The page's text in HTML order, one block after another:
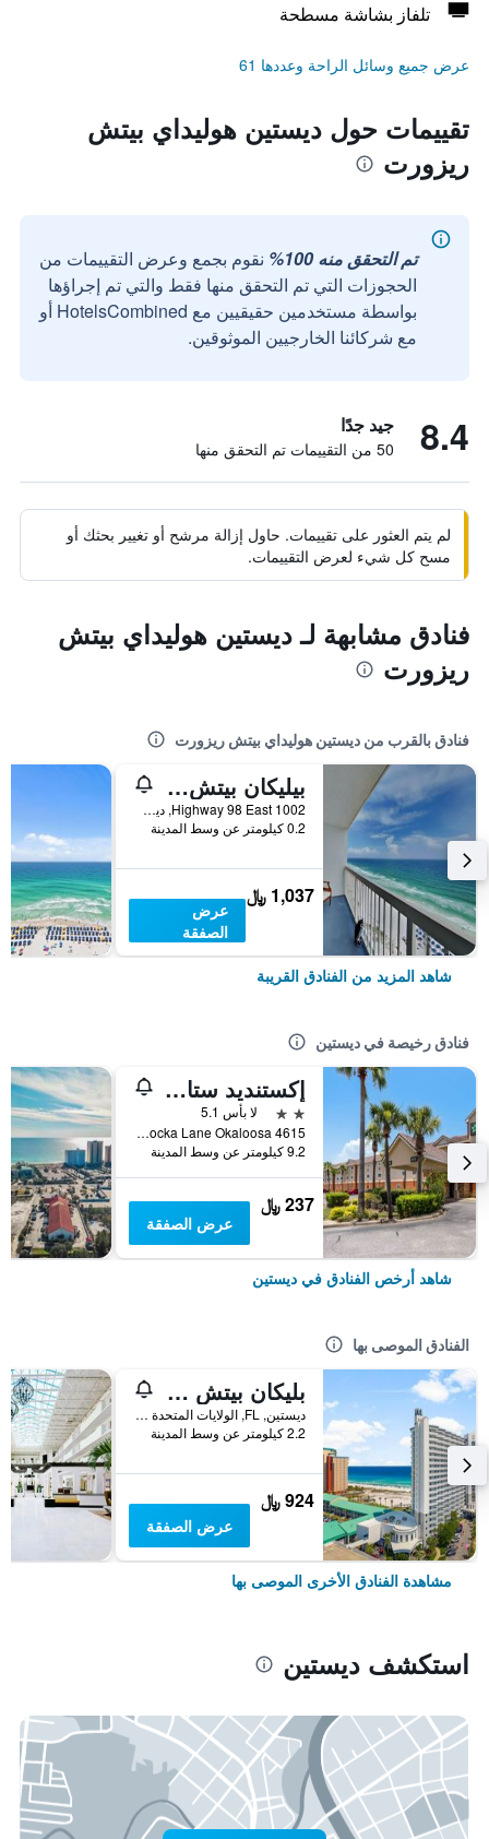
تلفاز بشاشة مسطحة
عرض جميع وسائل الراحة وعددها 61
تقييمات حول ديستين هوليداي بيتش
ريزورت
تم التحقق منه 100%
نقوم بجمع وعرض التقييمات من
الحجوزات التي تم التحقق منها فقط والتي تم إجراؤها
بواسطة مستخدمين حقيقيين مع HotelsCombined أو
مع شركائنا الخارجيين الموثوقين.
8.4 جيد جدًا
50 من التقييمات تم التحقق منها
لم يتم العثور على تقييمات. حاول إزالة مرشح أو تغيير بحثك أو
مسح كل شيء لعرض التقييمات.
فنادق مشابهة لـ ديستين هوليداي بيتش
ريزورت
فنادق بالقرب من ديستين هوليداي بيتش ريزورت
بيليكان بيتش باي ساذرن فاكيشن رينتالز
1002 Highway 98 East, ديستين, FL, الولايات المتحدة الأميريكية
0.2 كيلومتر عن وسط المدينة
1,037 ﷼
عرض
الصفقة
شاهد المزيد من الفنادق القريبة
فنادق رخيصة في ديستين
إكستنديد ستاي أميريكا سيليكت سويتس - ديستين - يوس 98 - إميرالد كوست بكوي
2 نجمتين
لا بأس 5.1
4615 Opa Locka Lane Okaloosa, ديستين, FL, الولايات المتحدة الأميريكية
9.2 كيلومتر عن وسط المدينة
237 ﷼
عرض الصفقة
شاهد أرخص الفنادق في ديستين
الفنادق الموصى بها
بليكان بيتش ريزورت باي بانهاندل جيتاوايز
ديستين, FL, الولايات المتحدة الأميريكية
2.2 كيلومتر عن وسط المدينة
924 ﷼
عرض الصفقة
مشاهدة الفنادق الأخرى الموصى بها
استكشف ديستين